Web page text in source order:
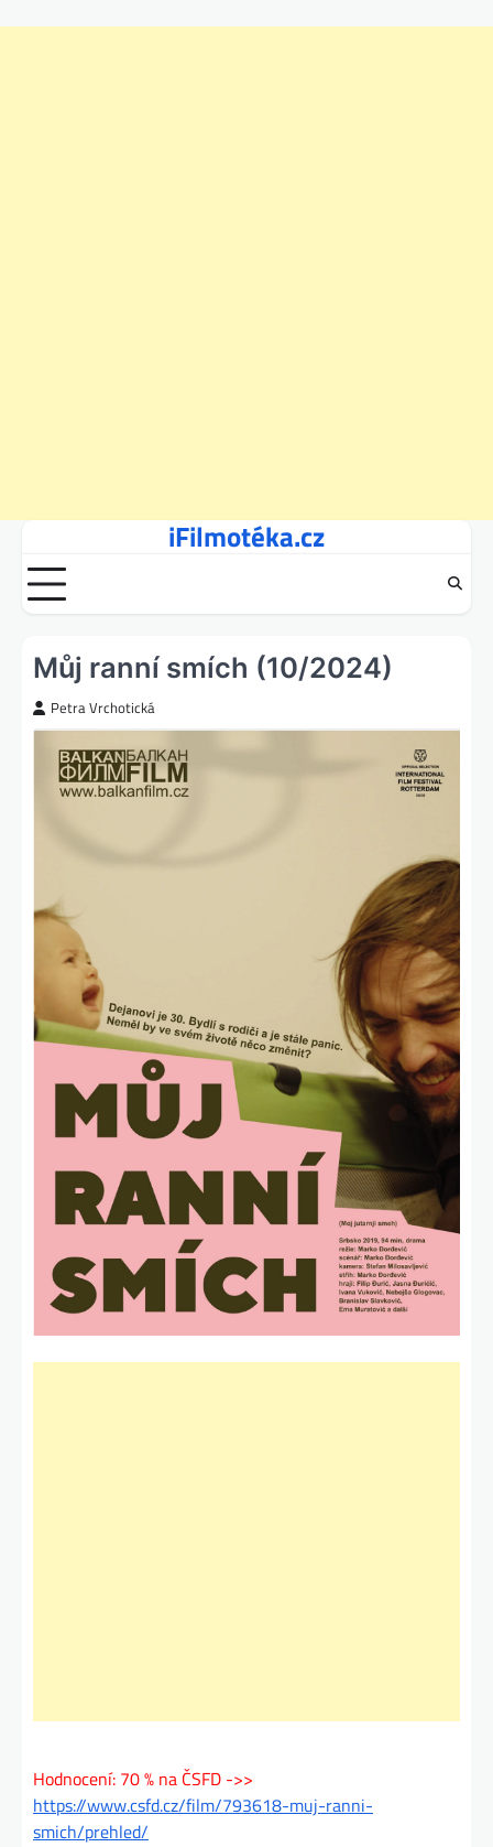
content
iFilmotéka.cz
Můj ranní smích (10/2024)
Petra Vrchotická
Hodnocení: 70 % na ČSFD ->>
https://www.csfd.cz/film/793618-muj-ranni-
smich/prehled/